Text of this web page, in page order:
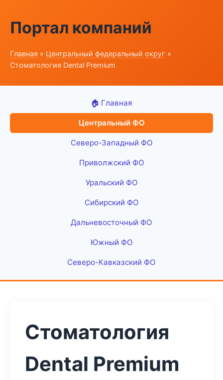
Портал компаний
Главная » Центральный федеральный округ »
Стоматология Dental Premium
🏠 Главная
Центральный ФО
Северо-Западный ФО
Приволжский ФО
Уральский ФО
Сибирский ФО
Дальневосточный ФО
Южный ФО
Северо-Кавказский ФО
Стоматология
Dental Premium